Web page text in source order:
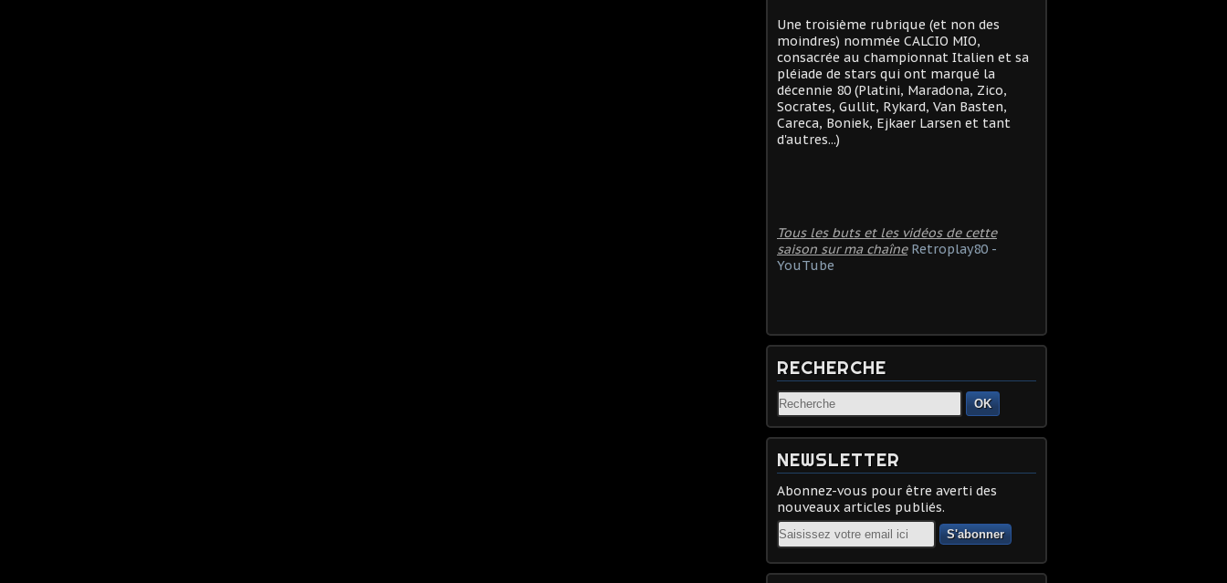
Une troisième rubrique (et non des
moindres) nommée CALCIO MIO,
consacrée au championnat Italien et sa
pléiade de stars qui ont marqué la
décennie 80 (Platini, Maradona, Zico,
Socrates, Gullit, Rykard, Van Basten,
Careca, Boniek, Ejkaer Larsen et tant
d'autres...)
Tous les buts et les vidéos de cette
saison sur ma chaîne Retroplay80 -
YouTube
RECHERCHE
OK
NEWSLETTER
Abonnez-vous pour être averti des
nouveaux articles publiés.
Email